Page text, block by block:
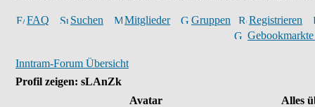
FAQ Suchen Mitglieder Gruppen
Registrieren
Inntram-Forum Übersicht
Profil zeigen: sLAnZk
Avatar
Alles